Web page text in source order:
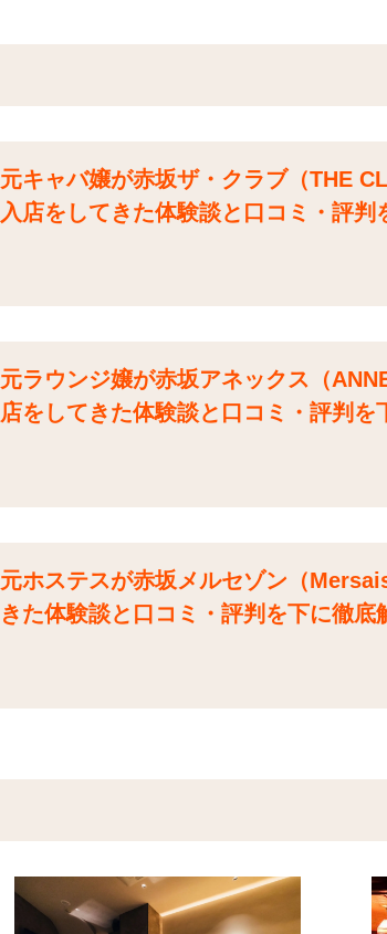
元キャバ嬢が赤坂ザ・クラブ（THE
入店をしてきた体験談と口コミ・評判
元ラウンジ嬢が赤坂アネックス（
店をしてきた体験談と口コミ・評判を
元ホステスが赤坂メルセゾン（
きた体験談と口コミ・評判を下に徹底